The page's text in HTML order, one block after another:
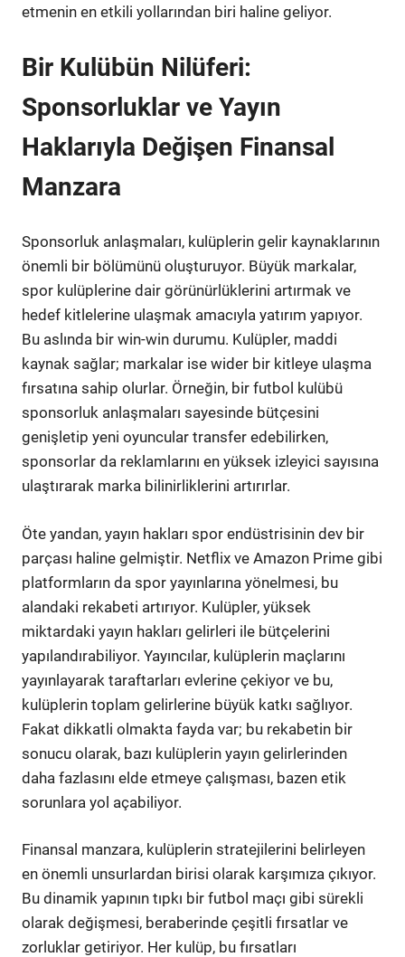
etmenin en etkili yollarından biri haline geliyor.
Bir Kulübün Nilüferi:
Sponsorluklar ve Yayın
Haklarıyla Değişen Finansal
Manzara
Sponsorluk anlaşmaları, kulüplerin gelir kaynaklarının
önemli bir bölümünü oluşturuyor. Büyük markalar,
spor kulüplerine dair görünürlüklerini artırmak ve
hedef kitlelerine ulaşmak amacıyla yatırım yapıyor.
Bu aslında bir win-win durumu. Kulüpler, maddi
kaynak sağlar; markalar ise wider bir kitleye ulaşma
fırsatına sahip olurlar. Örneğin, bir futbol kulübü
sponsorluk anlaşmaları sayesinde bütçesini
genişletip yeni oyuncular transfer edebilirken,
sponsorlar da reklamlarını en yüksek izleyici sayısına
ulaştırarak marka bilinirliklerini artırırlar.
Öte yandan, yayın hakları spor endüstrisinin dev bir
parçası haline gelmiştir. Netflix ve Amazon Prime gibi
platformların da spor yayınlarına yönelmesi, bu
alandaki rekabeti artırıyor. Kulüpler, yüksek
miktardaki yayın hakları gelirleri ile bütçelerini
yapılandırabiliyor. Yayıncılar, kulüplerin maçlarını
yayınlayarak taraftarları evlerine çekiyor ve bu,
kulüplerin toplam gelirlerine büyük katkı sağlıyor.
Fakat dikkatli olmakta fayda var; bu rekabetin bir
sonucu olarak, bazı kulüplerin yayın gelirlerinden
daha fazlasını elde etmeye çalışması, bazen etik
sorunlara yol açabiliyor.
Finansal manzara, kulüplerin stratejilerini belirleyen
en önemli unsurlardan birisi olarak karşımıza çıkıyor.
Bu dinamik yapının tıpkı bir futbol maçı gibi sürekli
olarak değişmesi, beraberinde çeşitli fırsatlar ve
zorluklar getiriyor. Her kulüp, bu fırsatları